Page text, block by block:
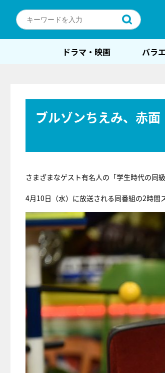
ドラマ・映画 バラ
ブルゾンちえみ、赤面
さまざまなゲスト有名人の「学生時代の同
4月10日（水）に放送される同番組の2時間